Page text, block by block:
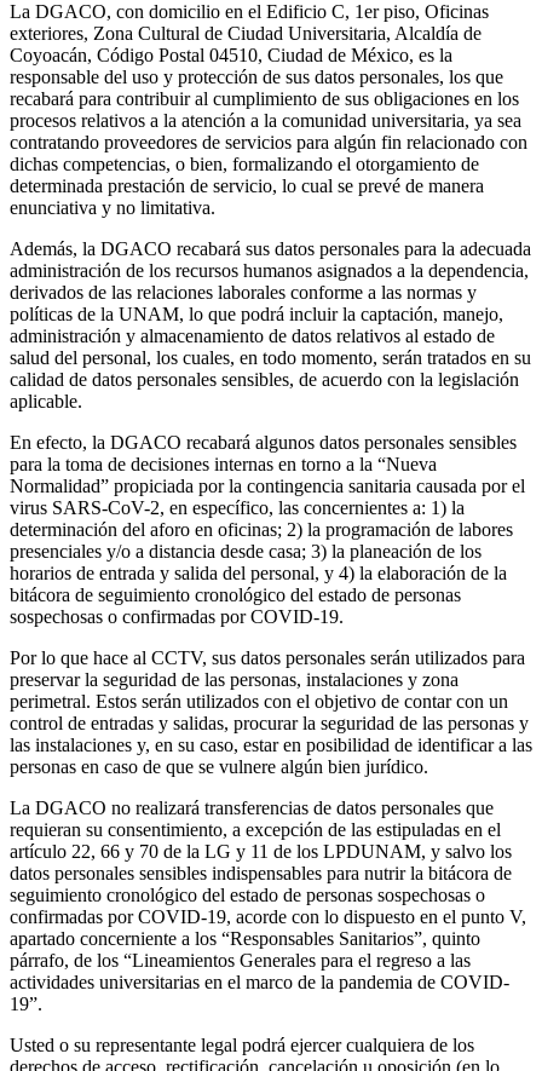
La DGACO, con domicilio en el Edificio C, 1er piso, Oficinas
exteriores, Zona Cultural de Ciudad Universitaria, Alcaldía de
Coyoacán, Código Postal 04510, Ciudad de México, es la
responsable del uso y protección de sus datos personales, los que
recabará para contribuir al cumplimiento de sus obligaciones en los
procesos relativos a la atención a la comunidad universitaria, ya sea
contratando proveedores de servicios para algún fin relacionado con
dichas competencias, o bien, formalizando el otorgamiento de
determinada prestación de servicio, lo cual se prevé de manera
enunciativa y no limitativa.
Además, la DGACO recabará sus datos personales para la adecuada
administración de los recursos humanos asignados a la dependencia,
derivados de las relaciones laborales conforme a las normas y
políticas de la UNAM, lo que podrá incluir la captación, manejo,
administración y almacenamiento de datos relativos al estado de
salud del personal, los cuales, en todo momento, serán tratados en su
calidad de datos personales sensibles, de acuerdo con la legislación
aplicable.
En efecto, la DGACO recabará algunos datos personales sensibles
para la toma de decisiones internas en torno a la “Nueva
Normalidad” propiciada por la contingencia sanitaria causada por el
virus SARS-CoV-2, en específico, las concernientes a: 1) la
determinación del aforo en oficinas; 2) la programación de labores
presenciales y/o a distancia desde casa; 3) la planeación de los
horarios de entrada y salida del personal, y 4) la elaboración de la
bitácora de seguimiento cronológico del estado de personas
sospechosas o confirmadas por COVID-19.
Por lo que hace al CCTV, sus datos personales serán utilizados para
preservar la seguridad de las personas, instalaciones y zona
perimetral. Estos serán utilizados con el objetivo de contar con un
control de entradas y salidas, procurar la seguridad de las personas y
las instalaciones y, en su caso, estar en posibilidad de identificar a las
personas en caso de que se vulnere algún bien jurídico.
La DGACO no realizará transferencias de datos personales que
requieran su consentimiento, a excepción de las estipuladas en el
artículo 22, 66 y 70 de la LG y 11 de los LPDUNAM, y salvo los
datos personales sensibles indispensables para nutrir la bitácora de
seguimiento cronológico del estado de personas sospechosas o
confirmadas por COVID-19, acorde con lo dispuesto en el punto V,
apartado concerniente a los “Responsables Sanitarios”, quinto
párrafo, de los “Lineamientos Generales para el regreso a las
actividades universitarias en el marco de la pandemia de COVID-
19”.
Usted o su representante legal podrá ejercer cualquiera de los